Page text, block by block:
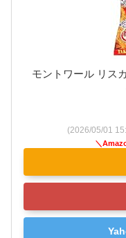
モントワール リス
(2026/05/01